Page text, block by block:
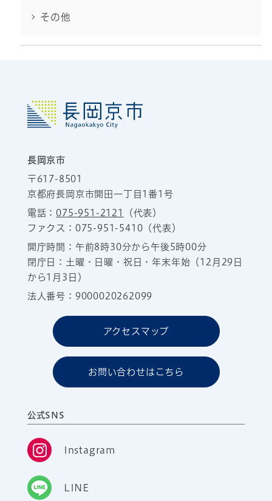
その他
長岡京市
〒617-8501
京都府長岡京市開田一丁目1番1号
電話：075-951-2121
（代表）
ファクス：075-951-5410（代表）
開庁時間：午前8時30分から午後5時00分
閉庁日：土曜・日曜・祝日・年末年始（12月29日
から1月3日）
法人番号：9000020262099
アクセスマップ
お問い合わせはこちら
公式SNS
Instagram
LINE